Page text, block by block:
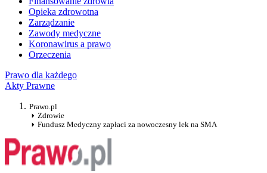
Opieka zdrowotna
Zarządzanie
Zawody medyczne
Koronawirus a prawo
Orzeczenia
Prawo dla każdego
Akty Prawne
Prawo.pl
Zdrowie
Fundusz Medyczny zapłaci za nowoczesny lek na SMA